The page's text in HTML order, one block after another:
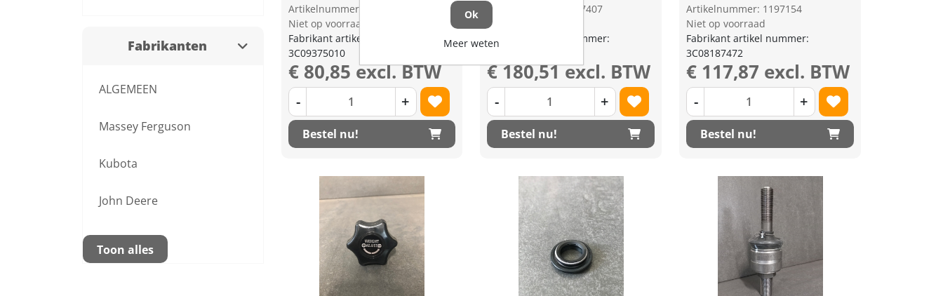
Fabrikanten
ALGEMEEN
Massey Ferguson
Kubota
John Deere
Toon alles
Artikelnummer: 1197447
Niet op voorraad
Fabrikant artikel nummer:
3C09375010
€ 80,85 excl. BTW
- +
Bestel nu!
Artikelnummer: 1197407
Niet op voorraad
Fabrikant artikel nummer:
€ 180,51 excl. BTW
- +
Bestel nu!
Artikelnummer: 1197154
Niet op voorraad
Fabrikant artikel nummer:
3C08187472
€ 117,87 excl. BTW
- +
Bestel nu!
Ok
Meer weten